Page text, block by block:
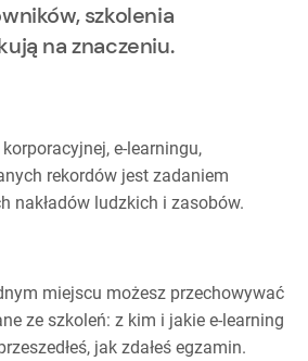
szkolenia
na znaczeniu.
e-learningu,
rekordów jest zadaniem
nakładów ludzkich i zasobów.
miejscu możesz przechowywać
ze szkoleń: z kim i jakie e-learning
jak zdałeś egzamin.